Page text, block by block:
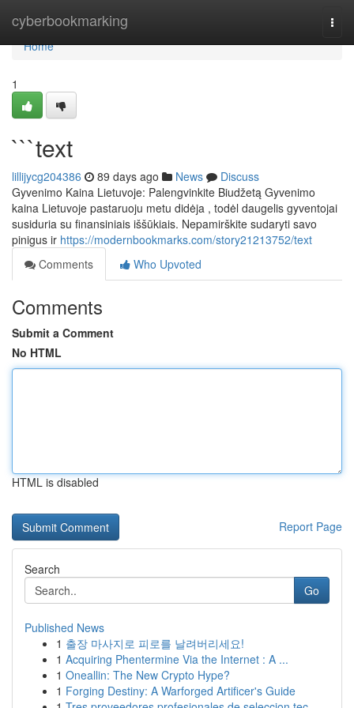
cyberbookmarking
Home
Home
1
```text
lillijycg204386 89 days ago News
Discuss
Gyvenimo Kaina Lietuvoje: Palengvinkite Biudžetą Gyvenimo
kaina Lietuvoje pastaruoju metu didėja , todėl daugelis gyventojai
susiduria su finansiniais iššūkiais. Nepamirškite sudaryti savo
pinigus ir https://modernbookmarks.com/story21213752/text
Comments
Who Upvoted
Comments
Submit a Comment
No HTML
HTML is disabled
Report Page
Search
Go
Published News
1 출장 마사지로 피로를 날려버리세요!
1 Acquiring Phentermine Via the Internet : A ...
1 Oneallin: The New Crypto Hype?
1 Forging Destiny: A Warforged Artificer's Guide